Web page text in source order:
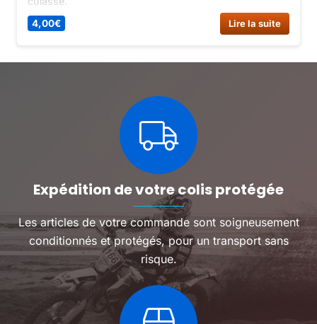
4,00€ Lire la suite
Expédition de votre colis protégée
Les articles de votre commande sont soigneusement
conditionnés et protégés, pour un transport sans
risque.